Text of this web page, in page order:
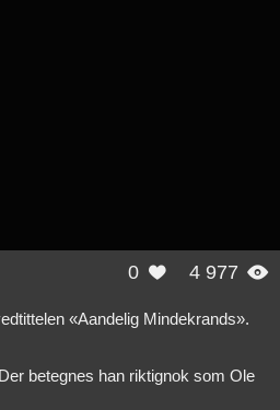
0  4 977 
«Aandelig Mindekrands».
betegnes han riktignok som Ole